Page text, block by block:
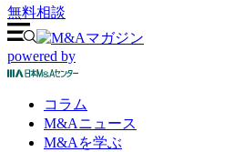
無料相談
powered by
コラム
M&Aニュース
M&Aを学ぶ